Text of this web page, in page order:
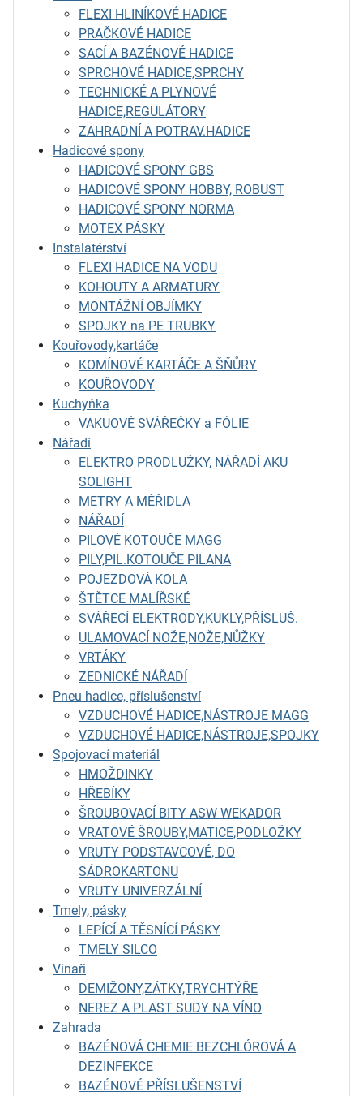
FLEXI HLINÍKOVÉ HADICE
PRAČKOVÉ HADICE
SACÍ A BAZÉNOVÉ HADICE
SPRCHOVÉ HADICE,SPRCHY
TECHNICKÉ A PLYNOVÉ
HADICE,REGULÁTORY
ZAHRADNÍ A POTRAV.HADICE
Hadicové spony
HADICOVÉ SPONY GBS
HADICOVÉ SPONY HOBBY, ROBUST
HADICOVÉ SPONY NORMA
MOTEX PÁSKY
Instalatérství
FLEXI HADICE NA VODU
KOHOUTY A ARMATURY
MONTÁŽNÍ OBJÍMKY
SPOJKY na PE TRUBKY
Kouřovody,kartáče
KOMÍNOVÉ KARTÁČE A ŠŇŮRY
KOUŘOVODY
Kuchyňka
VAKUOVÉ SVÁŘEČKY a FÓLIE
Nářadí
ELEKTRO PRODLUŽKY, NÁŘADÍ AKU
SOLIGHT
METRY A MĚŘIDLA
NÁŘADÍ
PILOVÉ KOTOUČE MAGG
PILY,PIL.KOTOUČE PILANA
POJEZDOVÁ KOLA
ŠTĚTCE MALÍŘSKÉ
SVÁŘECÍ ELEKTRODY,KUKLY,PŘÍSLUŠ.
ULAMOVACÍ NOŽE,NOŽE,NŮŽKY
VRTÁKY
ZEDNICKÉ NÁŘADÍ
Pneu hadice, příslušenství
VZDUCHOVÉ HADICE,NÁSTROJE MAGG
VZDUCHOVÉ HADICE,NÁSTROJE,SPOJKY
Spojovací materiál
HMOŽDINKY
HŘEBÍKY
ŠROUBOVACÍ BITY ASW WEKADOR
VRATOVÉ ŠROUBY,MATICE,PODLOŽKY
VRUTY PODSTAVCOVÉ, DO
SÁDROKARTONU
VRUTY UNIVERZÁLNÍ
Tmely, pásky
LEPÍCÍ A TĚSNÍCÍ PÁSKY
TMELY SILCO
Vinaři
DEMIŽONY,ZÁTKY,TRYCHTÝŘE
NEREZ A PLAST SUDY NA VÍNO
Zahrada
BAZÉNOVÁ CHEMIE BEZCHLÓROVÁ A
DEZINFEKCE
BAZÉNOVÉ PŘÍSLUŠENSTVÍ